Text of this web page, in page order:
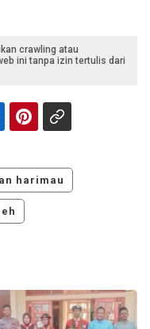
crawling atau
ini tanpa izin tertulis dari
harimau